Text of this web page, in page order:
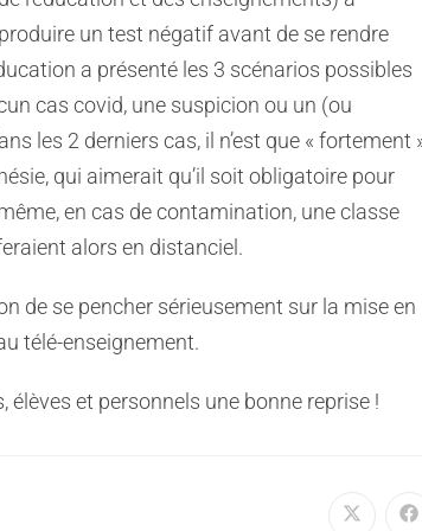
un test négatif avant de se rendre
a présenté les 3 scénarios possibles
cas covid, une suspicion ou un (ou
les 2 derniers cas, il n’est que « fortement
qui aimerait qu’il soit obligatoire pour
en cas de contamination, une classe
alors en distanciel.
de se pencher sérieusement sur la mise en
télé-enseignement.
et personnels une bonne reprise !